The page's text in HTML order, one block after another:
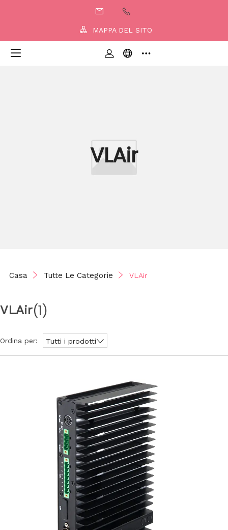
MAPPA DEL SITO
VLAir
Casa Tutte Le Categorie VLAir
VLAir(1)
Ordina per: Tutti i prodotti